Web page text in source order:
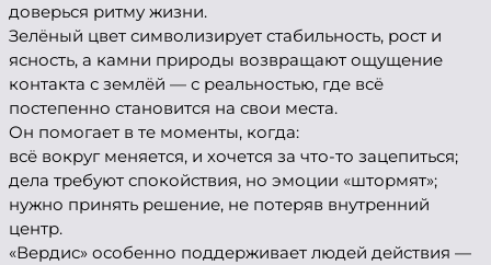
доверься ритму жизни.
Зелёный цвет символизирует стабильность, рост и
ясность, а камни природы возвращают ощущение
контакта с землёй — с реальностью, где всё
постепенно становится на свои места.
Он помогает в те моменты, когда:
всё вокруг меняется, и хочется за что-то зацепиться;
дела требуют спокойствия, но эмоции «штормят»;
нужно принять решение, не потеряв внутренний
центр.
«Вердис» особенно поддерживает людей действия —